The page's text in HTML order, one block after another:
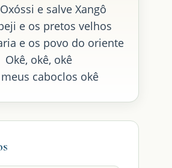
e salve Xangô
e os pretos velhos
e os povo do oriente
Okê, okê, okê
caboclos okê